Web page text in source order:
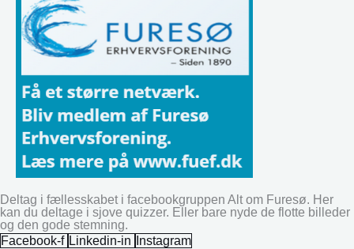
Deltag i fællesskabet i facebookgruppen Alt om Furesø. Her
kan du deltage i sjove quizzer. Eller bare nyde de flotte billeder
og den gode stemning.
Facebook-f Linkedin-in
Instagram